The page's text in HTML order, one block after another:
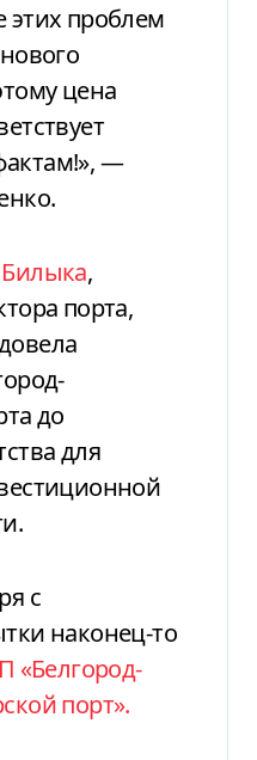
проблем
цена
—
,
порта,
до
для
с
наконец-то
«Белгород-
порт».